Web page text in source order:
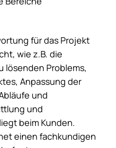
für das Projekt
wie z.B. die
lösenden Problems,
Anpassung der
und
und
beim Kunden.
einen fachkundigen